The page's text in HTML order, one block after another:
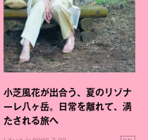
小芝風花が出合う、夏のリゾナ
ーレ八ヶ岳。日常を離れて、満
たされる旅へ